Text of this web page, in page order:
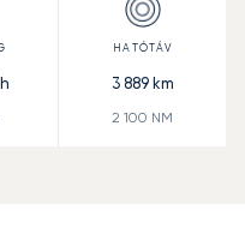
3 889km
2 100 NM